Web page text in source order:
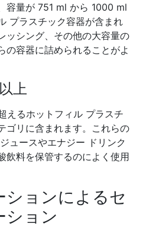
容量が 751 ml から 1000 ml
プラスチック容器が含まれ
ッシング、その他の大容量の
の容器に詰められることがよ
上
えるホットフィル プラスチ
ゴリに含まれます。これらの
ュースやエナジー ドリンク
飲料を保管するのによく使用
ションによるセ
ション